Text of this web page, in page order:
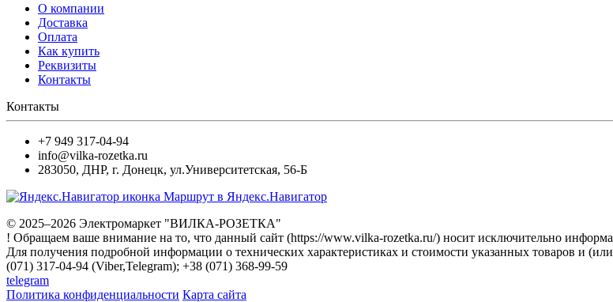
О компании
Доставка
Оплата
Как купить
Реквизиты
Контакты
Контакты
+7 949 317-04-94
info@vilka-rozetka.ru
283050, ДНР, г. Донецк, ул.Университетская, 56-Б
Маршрут в Яндекс.Навигатор
© 2025–2026 Электромаркет "ВИЛКА-РОЗЕТКА"
! Обращаем ваше внимание на то, что данный сайт (https://www.vilka-rozetka.ru/) носит исключительно
Для получения подробной информации о технических характеристиках и стоимости указанных товаров и
(071) 317-04-94 (Viber,Telegram); +38 (071) 368-99-59
telegram
Политика конфиденциальности Карта сайта